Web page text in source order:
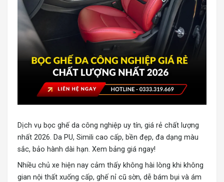
Dịch vụ bọc ghế da công nghiệp uy tín, giá rẻ chất lượng
nhất 2026. Da PU, Simili cao cấp, bền đẹp, đa dạng màu
sắc, bảo hành dài hạn. Xem bảng giá ngay!
Nhiều chủ xe hiện nay cảm thấy không hài lòng khi không
gian nội thất xuống cấp, ghế nỉ cũ sờn, dễ bám bụi và ám